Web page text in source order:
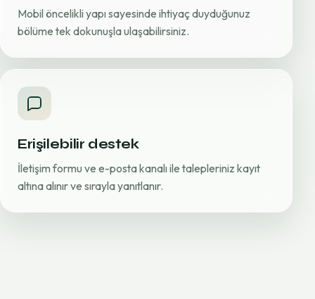
Mobil öncelikli yapı sayesinde ihtiyaç duyduğunuz
bölüme tek dokunuşla ulaşabilirsiniz.
Erişilebilir destek
İletişim formu ve e-posta kanalı ile talepleriniz kayıt
altına alınır ve sırayla yanıtlanır.